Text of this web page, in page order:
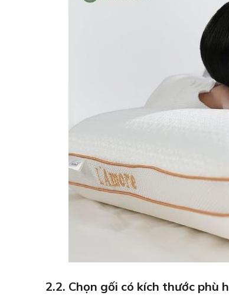
2.2. Chọn gối có kích thước phù